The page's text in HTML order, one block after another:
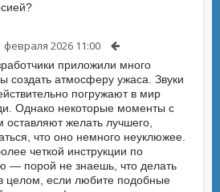
февраля 2026 11:00
приложили много
создать атмосферу ужаса. Звуки
погружают в мир
Однако некоторые моменты с
оставляют желать лучшего,
что оно немного неуклюжее.
четкой инструкции по
— порой не знаешь, что делать
целом, если любите подобные